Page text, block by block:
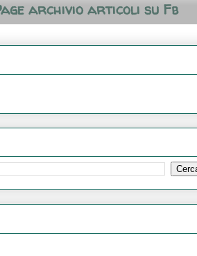
archivio articoli su Fb